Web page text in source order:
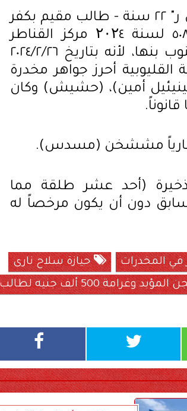
إحالت النيابة العامة المتهم:- "محمد م م ش ر" ٢٢ سنة - طالب مقيم بكفر
الحواله القناطر الخيرية، في الجناية رقم ٥٠٨٠ لسنة ۲۰۲٤ مركز القناطر
الخيرية المقيدة برقم ٢٦١٠ لسنة ٢٠٢٤ كلى جنوب بنها، لأنه بتاريخ ٢٠٢٤/٢/٢٦
أحرز جواهر مخدرة
أمين)، (حشيش) وكان
نارياً مششخن (مسدس).
ذخيرة (أحد عشر طلقة مما
دون أن يكون مرخصاً له
في المخدرات
حيازة سلاح نارى
وغرامة 500 ألف جنيه لطالب